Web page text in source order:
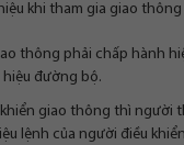
khi tham gia giao
thông phải chấp hành
đường bộ.
giao thông thì người
lệnh của người điều